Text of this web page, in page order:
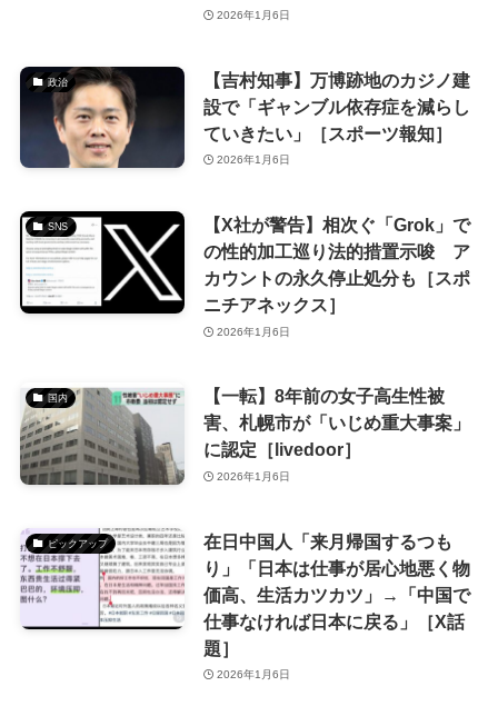
2026年1月6日
政治
【吉村知事】万博跡地のカジノ建
設で「ギャンブル依存症を減らし
ていきたい」［スポーツ報知］
2026年1月6日
SNS
【X社が警告】相次ぐ「Grok」で
の性的加工巡り法的措置示唆 ア
カウントの永久停止処分も［スポ
ニチアネックス］
2026年1月6日
国内
【一転】8年前の女子高生性被
害、札幌市が「いじめ重大事案」
に認定［livedoor］
2026年1月6日
ピックアップ
在日中国人「来月帰国するつも
り」「日本は仕事が居心地悪く物
価高、生活カツカツ」→「中国で
仕事なければ日本に戻る」［X話
題］
2026年1月6日